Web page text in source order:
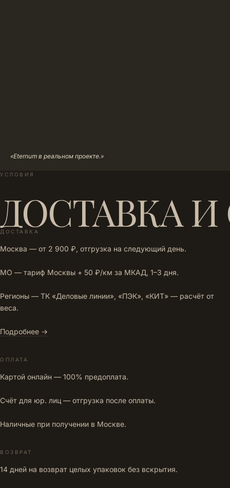
«Eternum в реальном проекте.»
УСЛОВИЯ
ДОСТАВКА
ДОСТАВКА
Москва — от 2 900 ₽, отгрузка на следующий день.
МО — тариф Москвы + 50 ₽/км за МКАД, 1–3 дня.
Регионы — ТК «Деловые линии», «ПЭК», «КИТ» — расчёт от
веса.
Подробнее →
ОПЛАТА
Картой онлайн — 100% предоплата.
Счёт для юр. лиц — отгрузка после оплаты.
Наличные при получении в Москве.
ВОЗВРАТ
14 дней на возврат целых упаковок без вскрытия.